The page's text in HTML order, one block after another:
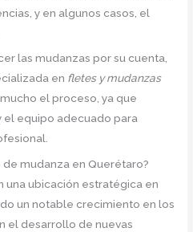
y en algunos casos, el
las mudanzas por su cuenta,
en fletes y mudanzas
el proceso, ya que
el equipo adecuado para
de mudanza en Querétaro?
una ubicación estratégica en
un notable crecimiento en los
el desarrollo de nuevas